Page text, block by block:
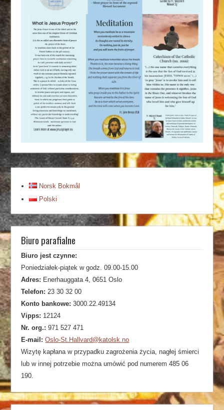
Norsk Bokmål
Polski
Biuro parafialne
Biuro jest czynne:
Poniedziałek-piątek w godz. 09.00-15.00
Adres: Enerhauggata 4, 0651 Oslo
Telefon: 23 30 32 00
Konto bankowe: 3000.22.49134
Vipps: 12124
Nr. org.: 971 527 471
E-mail: Oslo-St.Hallvard@katolsk.no
Wizytę kapłana w przypadku zagrożenia życia, nagłej śmierci
lub w innej potrzebie można umówić pod numerem 485 06
190.